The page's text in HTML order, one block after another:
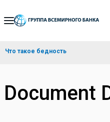
Skip
Navigation
Что такое бедность
Document